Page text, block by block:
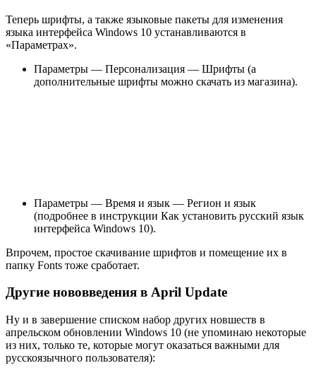
Теперь шрифты, а также языковые пакеты для изменения
языка интерфейса Windows 10 устанавливаются в
«Параметрах».
Параметры — Персонализация — Шрифты (а
дополнительные шрифты можно скачать из магазина).
Параметры — Время и язык — Регион и язык
(подробнее в инструкции Как установить русский язык
интерфейса Windows 10).
Впрочем, простое скачивание шрифтов и помещение их в
папку Fonts тоже сработает.
Другие нововведения в April Update
Ну и в завершение списком набор других новшеств в
апрельском обновлении Windows 10 (не упоминаю некоторые
из них, только те, которые могут оказаться важными для
русскоязычного пользователя):